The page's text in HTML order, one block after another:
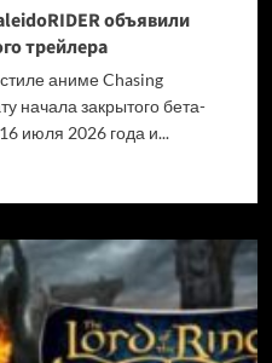
объявили
трейлера
аниме Chasing
начала закрытого бета-
июля 2026 года и...